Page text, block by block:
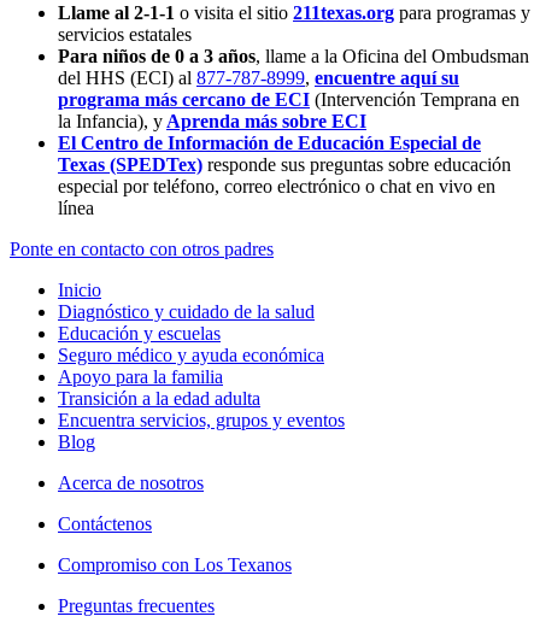
Llame al 2-1-1 o visita el sitio 211texas.org para programas y
servicios estatales
Para niños de 0 a 3 años, llame a la Oficina del Ombudsman
del HHS (ECI) al 877-787-8999, encuentre aquí su
programa más cercano de ECI (Intervención Temprana en
la Infancia), y Aprenda más sobre ECI
El Centro de Información de Educación Especial de
Texas (SPEDTex) responde sus preguntas sobre educación
especial por teléfono, correo electrónico o chat en vivo en
línea
Ponte en contacto con otros padres
Inicio
Diagnóstico y cuidado de la salud
Educación y escuelas
Seguro médico y ayuda económica
Apoyo para la familia
Transición a la edad adulta
Encuentra servicios, grupos y eventos
Blog
Acerca de nosotros
Contáctenos
Compromiso con Los Texanos
Preguntas frecuentes